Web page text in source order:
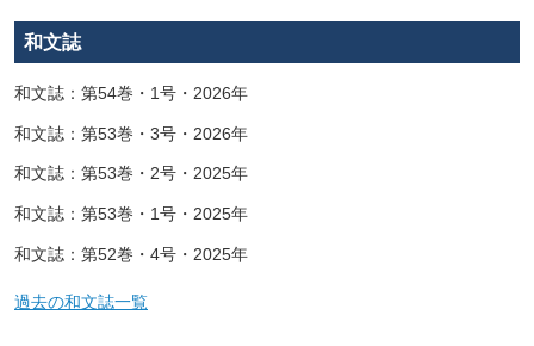
和文誌
和文誌：第54巻・1号・2026年
和文誌：第53巻・3号・2026年
和文誌：第53巻・2号・2025年
和文誌：第53巻・1号・2025年
和文誌：第52巻・4号・2025年
過去の和文誌一覧